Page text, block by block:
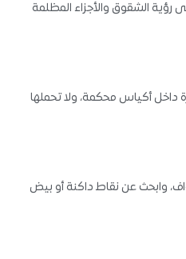
الشقوق والأجزاء المظلمة
داخل أكياس محكمة، ولا تحملها
وابحث عن نقاط داكنة أو بيض